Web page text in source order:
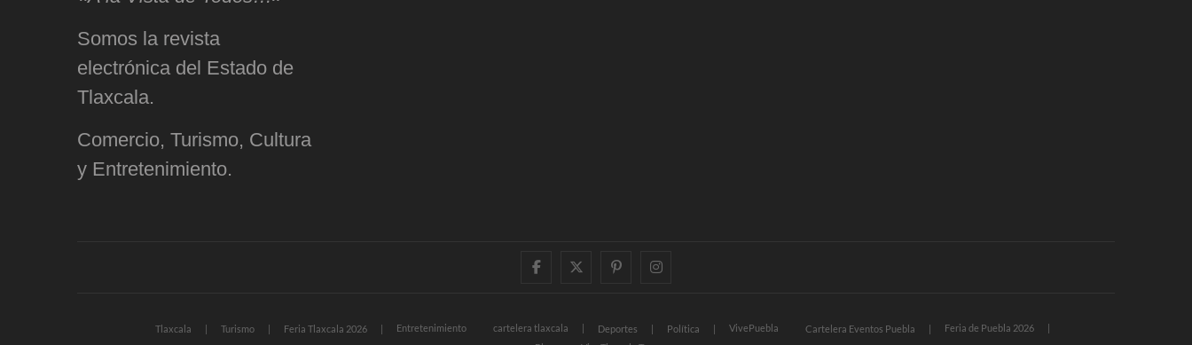
Somos la revista
electrónica del Estado de
Tlaxcala.
Comercio, Turismo, Cultura
y Entretenimiento.
facebooktwitter
pinterestinstagram
Tlaxcala Turismo Feria Tlaxcala 2026 Entretenimiento cartelera tlaxcala Deportes Política VivePuebla Cartelera Eventos Puebla
Feria de Puebla 2026